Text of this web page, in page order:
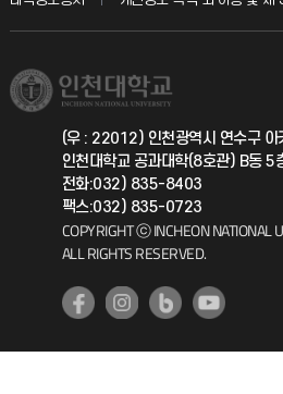
취업정보(학생)
학생서비스 지킴이
총동문회
국제지원과
공자아카데미
기초교육원
(우 : 22012) 인천광역시 연수구
인천대학교 공과대학(8호관) B동 5
전화:032) 835-8403
팩스:032) 835-0723
COPYRIGHT ⓒ INCHEON NATIONAL
ALL RIGHTS RESERVED.